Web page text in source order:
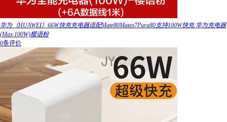
华为（HUAWEI）66W快充充电器适配Mate80Matex7Pura80支持100W快充 华为充电器
(Max 100W)樱语粉
0条评价